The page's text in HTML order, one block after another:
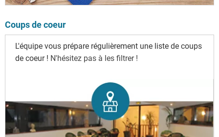
Coups de coeur
L'équipe vous prépare régulièrement une liste de coups
de coeur ! N'hésitez pas à les filtrer !